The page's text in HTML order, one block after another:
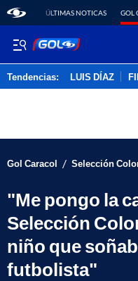
ÚLTIMAS NOTICAS GOL
Tendencias: LUIS DÍAZ
Gol Caracol / Selección
"Me pongo la
Selección
niño que
futbolista"